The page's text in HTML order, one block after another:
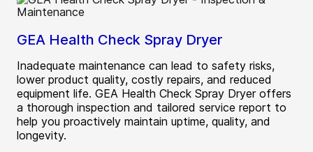
GEA Health Check Spray Dryer
Inadequate maintenance can lead to safety risks,
lower product quality, costly repairs, and reduced
equipment life. GEA Health Check Spray Dryer offers
a thorough inspection and tailored service report to
help you proactively maintain uptime, quality, and
longevity.